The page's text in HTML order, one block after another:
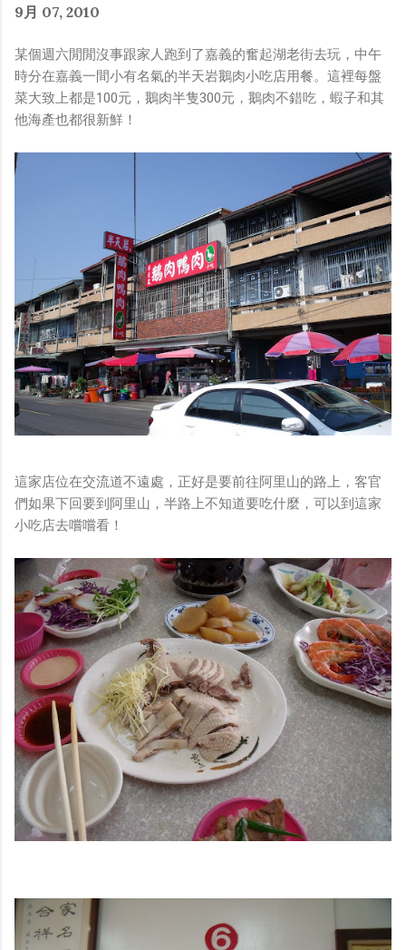
來的話，而我也是不以為然。坦白講，以前每次只要聽到某
三個字掛在嘴上，當做無知的遮羞布，我就會感到倒胃口！
同樣身為RD，我只覺得 Shame on you！（打嘴炮、作
秀搶風頭、噁心帶風向、搞政治操作、把別人做事的成果搶
去幫自己抬轎、有鍋直接推給下屬扛、散佈同事私生活謠
啥洨用了！） 一件理論上可以做到的事情，外行人的認知
被信息差，不懂加上沒實作能力去驗證，就什麼都變成黑科
技了（多黑？比巴西黑鮑魚還黑嗎？）。反重力技術說不定
也非啥黑科技，只是政府不讓你普通老百姓了解罷了。
Ray-ban Meta 的黑科技，講白了就是人家拉個百人團隊
在搞那支眼鏡，然後把軟體技能和硬體規格點滿，再加上極
致優化後的成果罷了！ 當時知道 Ray-Ban Meta 的智慧眼
鏡有塞入一個強大的 WiFi 6 晶片在裡面，一開始我猜測會
不會有可能是透過 WiFi P2P 或 WiFi SoftAP 的方式去做
串流（確實 Meta 的智能眼鏡，在同步媒體時，會強制要
求開啟手機的 WiFi 開關，所以媒體同步應該是靠 WiFi 通
道做的），而去年初我也快速做了一個WiFi Direct 架構
來做 POC，確實傳輸效率非常快，幾百 MB 的大檔幾乎秒
Socket 直接傳輸的（這表示傳輸時所需的頻寬會更大，功
耗據說也較大）。 後來因為 ...
9月 07, 2010
某個週六閒閒沒事跟家人跑到了嘉義的奮起湖老街去玩，中午
時分在嘉義一間小有名氣的半天岩鵝肉小吃店用餐。這裡每盤
菜大致上都是100元，鵝肉半隻300元，鵝肉不錯吃，蝦子和其
他海產也都很新鮮！
這家店位在交流道不遠處，正好是要前往阿里山的路上，客官
們如果下回要到阿里山，半路上不知道要吃什麼，可以到這家
小吃店去嚐嚐看！